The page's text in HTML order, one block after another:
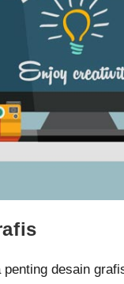
penting desain